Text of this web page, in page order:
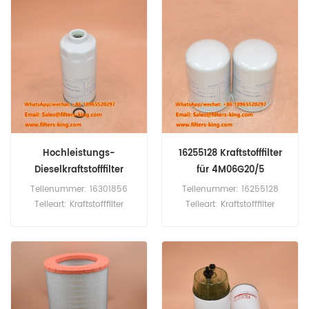
Hochleistungs-
Dieselkraftstofffilter
16301856
Teilenummer: 16301856
Teileart: Kraftstofffilter
Stück
16255128 Kraftstofffilter
für 4M06G20/5
Teilenummer: 16255128
Teileart: Kraftstofffilter
Baudouin 4M06G20/5
4M06G22/5 4M06G50/5
4M06-G50/5 4M06G55/5